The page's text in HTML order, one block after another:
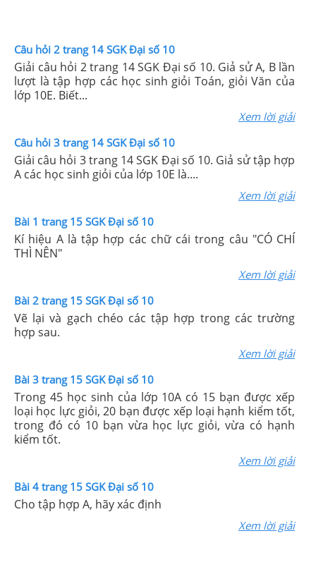
Câu hỏi 2 trang 14 SGK Đại số 10
Giải câu hỏi 2 trang 14 SGK Đại số 10. Giả sử A, B lần
lượt là tập hợp các học sinh giỏi Toán, giỏi Văn của
lớp 10E. Biết...
Xem lời giải
Câu hỏi 3 trang 14 SGK Đại số 10
Giải câu hỏi 3 trang 14 SGK Đại số 10. Giả sử tập hợp
A các học sinh giỏi của lớp 10E là....
Xem lời giải
Bài 1 trang 15 SGK Đại số 10
Kí hiệu A là tập hợp các chữ cái trong câu "CÓ CHÍ
THÌ NÊN"
Xem lời giải
Bài 2 trang 15 SGK Đại số 10
Vẽ lại và gạch chéo các tập hợp trong các trường
hợp sau.
Xem lời giải
Bài 3 trang 15 SGK Đại số 10
Trong 45 học sinh của lớp 10A có 15 bạn được xếp
loại học lực giỏi, 20 bạn được xếp loại hạnh kiểm tốt,
trong đó có 10 bạn vừa học lực giỏi, vừa có hạnh
kiểm tốt.
Xem lời giải
Bài 4 trang 15 SGK Đại số 10
Cho tập hợp A, hãy xác định
Xem lời giải